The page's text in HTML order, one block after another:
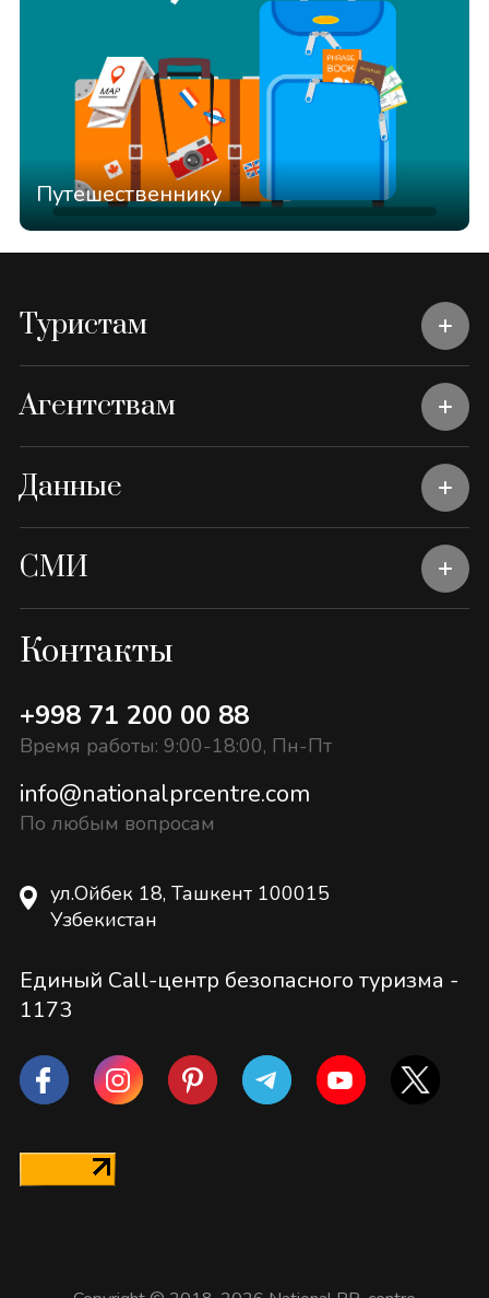
Путешественнику
Туристам
Агентствам
Данные
СМИ
Контакты
+998 71 200 00 88
Время работы: 9:00-18:00, Пн-Пт
info@nationalprcentre.com
По любым вопросам
ул.Ойбек 18, Ташкент 100015
Узбекистан
Единый Call-центр безопасного туризма -
1173